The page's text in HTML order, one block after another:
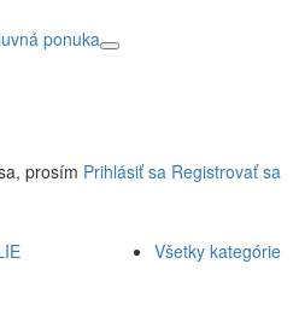
ponuka
prosím Prihlásiť sa Registrovať sa
Všetky kategórie